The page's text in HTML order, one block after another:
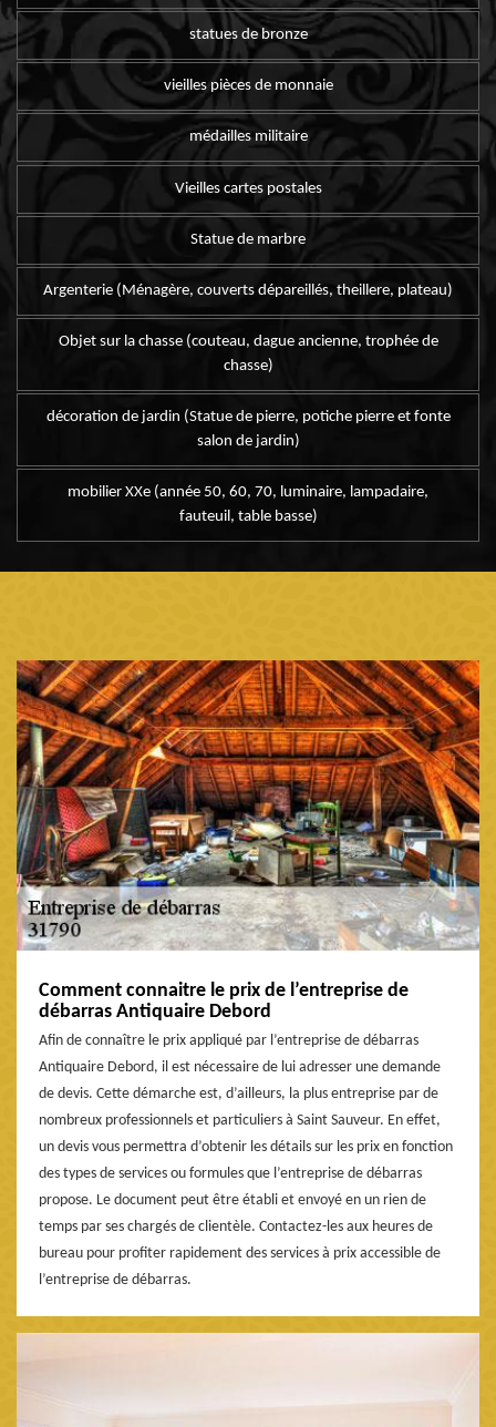
statues de bronze
vieilles pièces de monnaie
médailles militaire
Vieilles cartes postales
Statue de marbre
Argenterie (Ménagère, couverts dépareillés, theillere, plateau)
Objet sur la chasse (couteau, dague ancienne, trophée de
chasse)
décoration de jardin (Statue de pierre, potiche pierre et fonte
salon de jardin)
mobilier XXe (année 50, 60, 70, luminaire, lampadaire,
fauteuil, table basse)
Comment connaitre le prix de l’entreprise de
débarras Antiquaire Debord
Afin de connaître le prix appliqué par l’entreprise de débarras
Antiquaire Debord, il est nécessaire de lui adresser une demande
de devis. Cette démarche est, d’ailleurs, la plus entreprise par de
nombreux professionnels et particuliers à Saint Sauveur. En effet,
un devis vous permettra d’obtenir les détails sur les prix en fonction
des types de services ou formules que l’entreprise de débarras
propose. Le document peut être établi et envoyé en un rien de
temps par ses chargés de clientèle. Contactez-les aux heures de
bureau pour profiter rapidement des services à prix accessible de
l’entreprise de débarras.